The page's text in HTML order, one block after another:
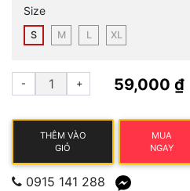
Size
S M L XL
- + 59,000 ₫
THÊM VÀO
GIỎ
MUA
NGAY
0915 141 288